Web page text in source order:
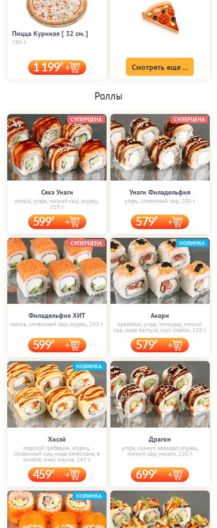
Пицца Куриная [ 32 cм. ]
780 г.
1 199 Смотреть еще ...
Роллы
Сякэ Унаги
лосось, угорь, мягкий сыр, огурец,
215 г.
599
СУПЕРЦЕНА
Унаги Филадельфия
угорь, сливочный сыр, 200 г.
579
СУПЕРЦЕНА
Филадельфия ХИТ
лосось, сливочный сыр, огурец, 205 г.
599
СУПЕРЦЕНА
Акари
креветки, угорь, помидор, мягкий
сыр, икра палтуса, соус спайси, 220 г.
579
НОВИНКА
Хосэй
морской гребешок, огурец,
сливочный сыр, икра капеллана, в
омлете, микс соусов, 245 г.
459
НОВИНКА
Драгон
угорь, кунжут, авокадо, огурец,
мягкий сыр, масаго, 230 г.
699
НОВИНКА